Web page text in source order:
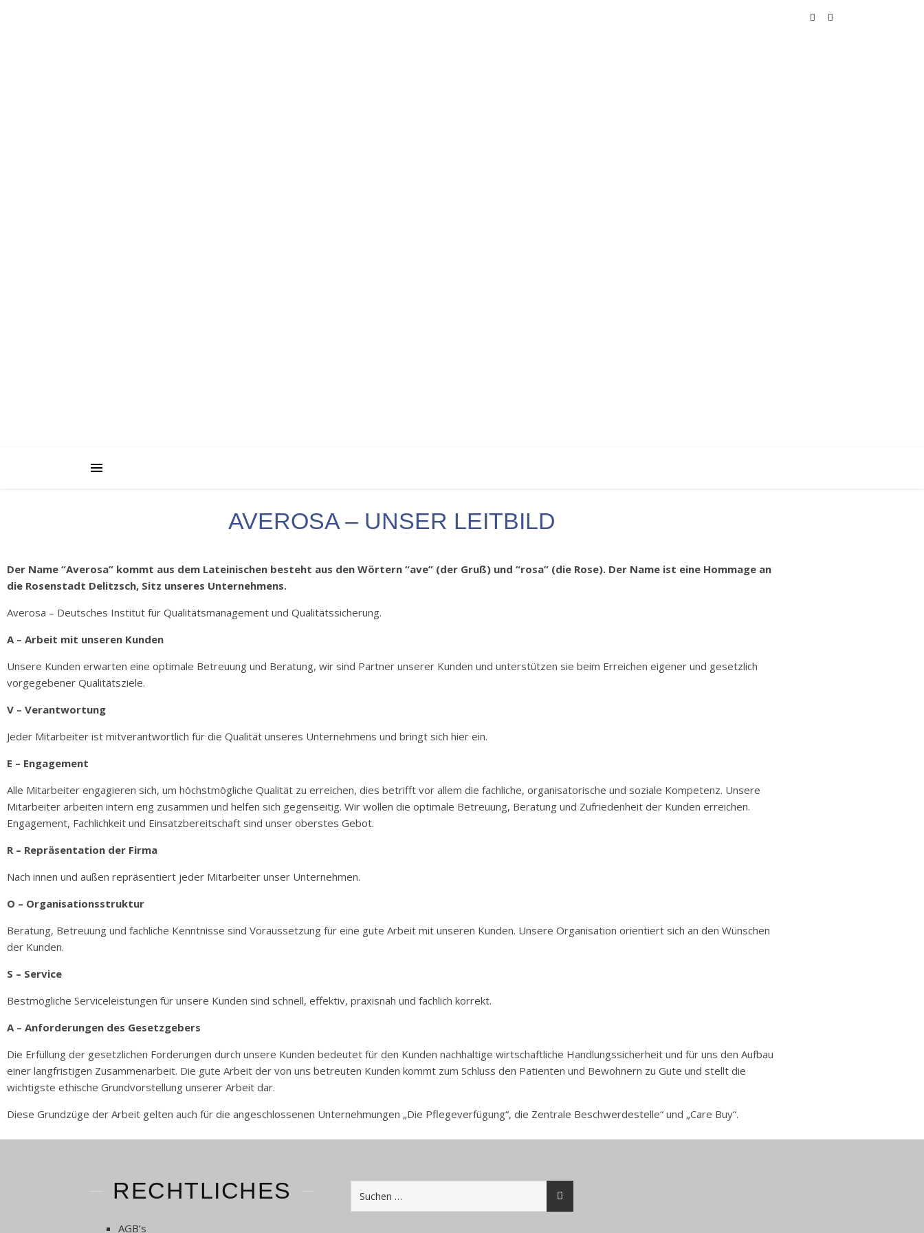
AVEROSA – UNSER LEITBILD
Der Name “Averosa” kommt aus dem Lateinischen besteht aus den Wörtern “ave” (der Gruß) und “rosa” (die Rose). Der Name ist eine Hommage an
die Rosenstadt Delitzsch, Sitz unseres Unternehmens.
Averosa – Deutsches Institut für Qualitätsmanagement und Qualitätssicherung.
A – Arbeit mit unseren Kunden
Unsere Kunden erwarten eine optimale Betreuung und Beratung, wir sind Partner unserer Kunden und unterstützen sie beim Erreichen eigener und gesetzlich
vorgegebener Qualitätsziele.
V – Verantwortung
Jeder Mitarbeiter ist mitverantwortlich für die Qualität unseres Unternehmens und bringt sich hier ein.
E – Engagement
Alle Mitarbeiter engagieren sich, um höchstmögliche Qualität zu erreichen, dies betrifft vor allem die fachliche, organisatorische und soziale Kompetenz. Unsere
Mitarbeiter arbeiten intern eng zusammen und helfen sich gegenseitig. Wir wollen die optimale Betreuung, Beratung und Zufriedenheit der Kunden erreichen.
Engagement, Fachlichkeit und Einsatzbereitschaft sind unser oberstes Gebot.
R – Repräsentation der Firma
Nach innen und außen repräsentiert jeder Mitarbeiter unser Unternehmen.
O – Organisationsstruktur
Beratung, Betreuung und fachliche Kenntnisse sind Voraussetzung für eine gute Arbeit mit unseren Kunden. Unsere Organisation orientiert sich an den Wünschen
der Kunden.
S – Service
Bestmögliche Serviceleistungen für unsere Kunden sind schnell, effektiv, praxisnah und fachlich korrekt.
A – Anforderungen des Gesetzgebers
Die Erfüllung der gesetzlichen Forderungen durch unsere Kunden bedeutet für den Kunden nachhaltige wirtschaftliche Handlungssicherheit und für uns den Aufbau
einer langfristigen Zusammenarbeit. Die gute Arbeit der von uns betreuten Kunden kommt zum Schluss den Patienten und Bewohnern zu Gute und stellt die
wichtigste ethische Grundvorstellung unserer Arbeit dar.
Diese Grundzüge der Arbeit gelten auch für die angeschlossenen Unternehmungen „Die Pflegeverfügung“, die Zentrale Beschwerdestelle“ und „Care Buy“.
RECHTLICHES
AGB’s